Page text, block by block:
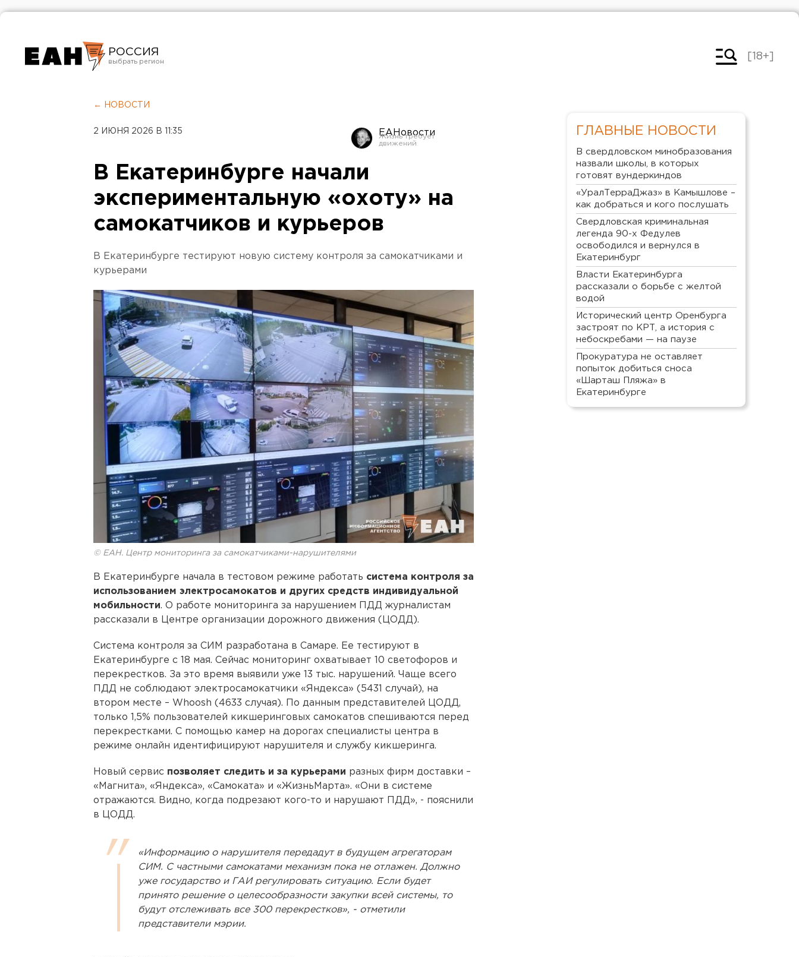
РОССИЯ
Челябинск
[18+]
← НОВОСТИ
2 ИЮНЯ 2026 В 11:35 ЕАНовости
В Екатеринбурге начали
экспериментальную «охоту» на
самокатчиков и курьеров
В Екатеринбурге тестируют новую систему контроля за самокатчиками и
курьерами
© ЕАН. Центр мониторинга за самокатчиками-нарушителями
В Екатеринбурге начала в тестовом режиме работать система контроля за
использованием электросамокатов и других средств индивидуальной
мобильности. О работе мониторинга за нарушением ПДД журналистам
рассказали в Центре организации дорожного движения (ЦОДД).
Система контроля за СИМ разработана в Самаре. Ее тестируют в
Екатеринбурге с 18 мая. Сейчас мониторинг охватывает 10 светофоров и
перекрестков. За это время выявили уже 13 тыс. нарушений. Чаще всего
ПДД не соблюдают электросамокатчики «Яндекса» (5431 случай), на
втором месте – Whoosh (4633 случая). По данным представителей ЦОДД,
только 1,5% пользователей кикшеринговых самокатов спешиваются перед
перекрестками. С помощью камер на дорогах специалисты центра в
режиме онлайн идентифицируют нарушителя и службу кикшеринга.
Новый сервис позволяет следить и за курьерами разных фирм доставки –
«Магнита», «Яндекса», «Самоката» и «ЖизньМарта». «Они в системе
отражаются. Видно, когда подрезают кого-то и нарушают ПДД», - пояснили
в ЦОДД.
«Информацию о нарушителя передадут в будущем агрегаторам
СИМ. С частными самокатами механизм пока не отлажен. Должно
уже государство и ГАИ регулировать ситуацию. Если будет
принято решение о целесообразности закупки всей системы, то
будут отслеживать все 300 перекрестков», - отметили
представители мэрии.
ГЛАВНЫЕ НОВОСТИ
В свердловском минобразования
назвали школы, в которых
готовят вундеркиндов
«УралТерраДжаз» в Камышлове –
как добраться и кого послушать
Свердловская криминальная
легенда 90-х Федулев
освободился и вернулся в
Екатеринбург
Власти Екатеринбурга
рассказали о борьбе с желтой
водой
Исторический центр Оренбурга
застроят по КРТ, а история с
небоскребами — на паузе
Прокуратура не оставляет
попыток добиться сноса
«Шарташ Пляжа» в
Екатеринбурге